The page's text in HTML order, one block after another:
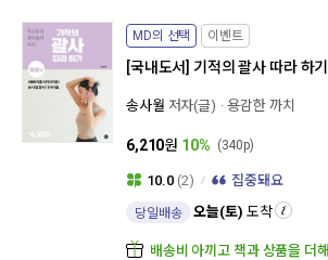
MD의 선택 이벤트
[국내도서] 기적의 괄사 따라 하
송사월 저자(글) 용감한 까치
6,210원 10% (340p)
10.0 (2) 집중돼요
당일배송 오늘(토) 도착
배송비 아끼고 책과 상품을 더